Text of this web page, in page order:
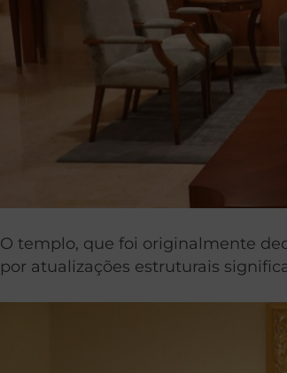
O templo, que foi originalmente
por atualizações estruturais